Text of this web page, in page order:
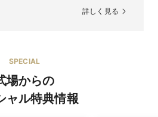
に足をお運びください。
ドレス 3号〜／カラードレス 3号〜
細身の方からお召いただけるY体というサ
ます。こだわりぬいた食材への愛情たっぷ
フェをガーデンでお楽しみ頂けます。
ェフが乾杯後にご挨拶とご説明をさせてい
詳しく見る
SPECIAL
場からの
ャル特典情報